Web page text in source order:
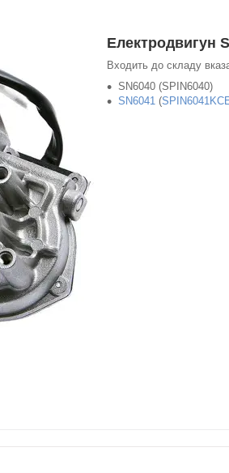
Електродвигун
Входить до складу
SN6040 (SPIN6040)
SN6041 (